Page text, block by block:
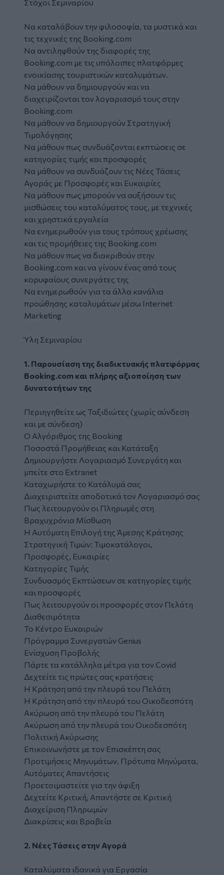
Στόχοι Σεμιναρίου
Να καταλάβουν την φιλοσοφία, τα μυστικά και
τις τεχνικές της Booking.com
Να αντιληφθούν της διαφορές της
Booking.com με τις υπόλοιπες πλατφόρμες
ενοικίασης τουριστικών καταλυμάτων.
Να μάθουν να δημιουργούν και να
διαχειρίζονται τον λογαριασμό τους στην
Booking.com
Να μάθουν να δημιουργούν Στρατηγική
Τιμολόγησης
Να μάθουν πως συνδυάζονται εκπτώσεις σε
κατηγορίες τιμής και προσφορές
Να μάθουν να συνδυάζουν τις Νέες Τάσεις
Αγοράς με Προσφορές και Ευκαιρίες
Να μάθουν πως μπορούν να αυξήσουν τις
μισθώσεις του καταλύματος τους, με τεχνικές
και χρηστικά εργαλεία
Να ενημερωθούν για τους τρόπους χρέωσης
και τις προμήθειες της Booking.com
Να μάθουν πως να διακριθούν στην
Booking.com και να γίνουν ένας από τους
κορυφαίους συνεργάτες της
Να ενημερωθούν για τα άλλα κανάλια
προώθησης καταλυμάτων μέσω Internet
Marketing
Ύλη Σεμιναρίου
1. Παρουσίαση της διαδικτυακής πλατφόρμας
Booking.com και πλήρης αξιοποίηση των
δυνατοτήτων της
Περιηγηθείτε ως Ταξιδιώτες (χωρίς σύνδεση
και με σύνδεση)
Ο Αλγόριθμος της Booking
Ποσοστά Προμήθειας και Κατάταξη
Δημιουργήστε Λογαριασμό Συνεργάτη και
μπείτε στο Extranet
Καταχωρήστε το Κατάλυμά σας
Διαχειριστείτε αποδοτικά τον Λογαριασμό σας
Πως λειτουργούν οι Πληρωμές στη
Βραχυχρόνια Μίσθωση
Η Αυτόματη Επιλογή της Άμεσης Κράτησης
Στρατηγική Τιμών: Τιμοκατάλογοι,
Προσφορές, Ευκαιρίες
Κατηγορίες Τιμής
Συνδυασμός Εκπτώσεων σε κατηγορίες τιμής
και προσφορές
Πως λειτουργούν οι προσφορές στον Πελάτη
Διαθεσιμότητα
Το Κέντρο Ευκαιριών
Πρόγραμμα Συνεργατών Genius
Ενίσχυση Προβολής
Πάρτε τα κατάλληλα μέτρα για τον Covid
Δεχτείτε τις πρώτες σας κρατήσεις
Η Κράτηση από την πλευρά του Πελάτη
Η Κράτηση από την πλευρά του Οικοδεσπότη
Ακύρωση από την πλευρά του Πελάτη
Ακύρωση από την πλευρά του Οικοδεσπότη
Πολιτική Ακύρωσης
Επικοινωνήστε με τον Επισκέπτη σας
Προτιμήσεις Μηνυμάτων, Πρότυπα Μηνύματα,
Αυτόματες Απαντήσεις
Προετοιμαστείτε για την άφιξη
Δεχτείτε Κριτική, Απαντήστε σε Κριτική
Διαχείριση Πληρωμών
Διακρίσεις και Βραβεία
2. Νέες Τάσεις στην Αγορά
Καταλύματα ιδανικά για Εργασία